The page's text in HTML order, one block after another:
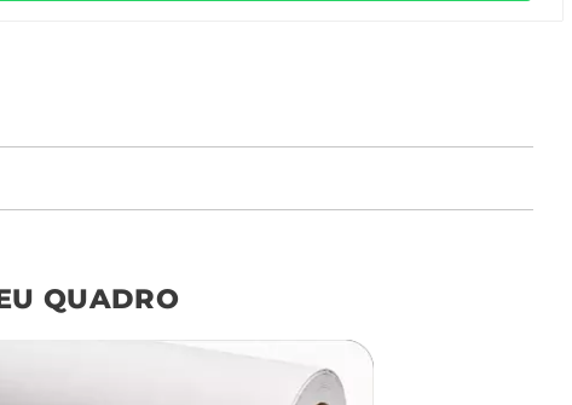
o tamanho ideal para o seu ambiente é
dúvidas? Fale com nossa
equipe de atendimento!
QUADRO